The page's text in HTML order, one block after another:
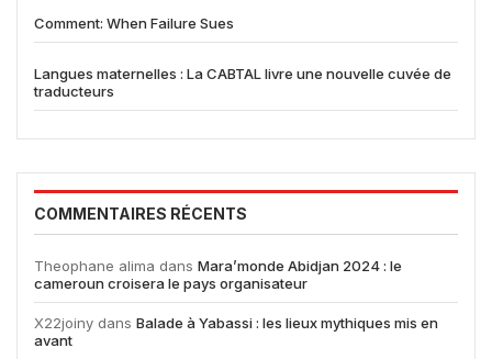
Comment: When Failure Sues
Langues maternelles : La CABTAL livre une nouvelle cuvée de
traducteurs
COMMENTAIRES RÉCENTS
Theophane alima dans Mara’monde Abidjan 2024 : le
cameroun croisera le pays organisateur
X22joiny dans Balade à Yabassi : les lieux mythiques mis en
avant